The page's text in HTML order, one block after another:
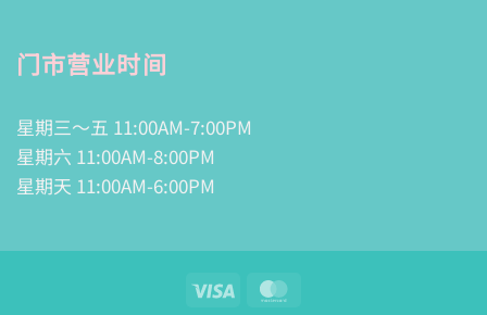
门市营业时间
星期三～五 11:00AM-7:00PM
星期六 11:00AM-8:00PM
星期天 11:00AM-6:00PM
Visa